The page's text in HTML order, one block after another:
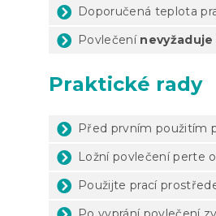
Doporučená teplota
Povlečení
Praktické rady
Před prvním použitím
Ložní povlečení perte
Použijte prací